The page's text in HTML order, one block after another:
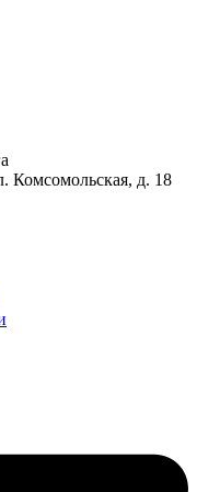
Комсомольская, д. 18